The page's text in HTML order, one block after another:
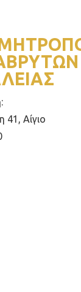
41, Αίγιο